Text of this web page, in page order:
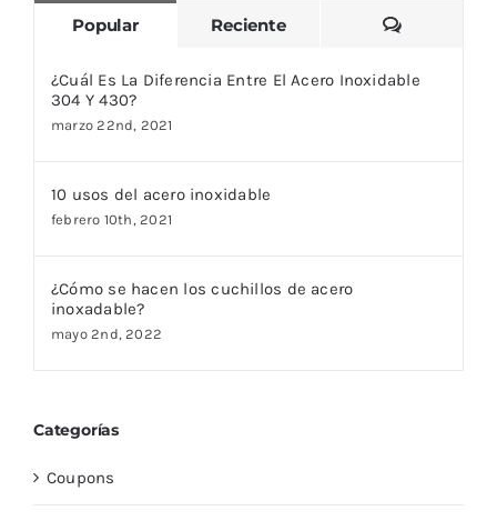
Popular Reciente
¿Cuál Es La Diferencia Entre El Acero Inoxidable
304 Y 430?
marzo 22nd, 2021
10 usos del acero inoxidable
febrero 10th, 2021
¿Cómo se hacen los cuchillos de acero
inoxadable?
mayo 2nd, 2022
Categorías
Coupons